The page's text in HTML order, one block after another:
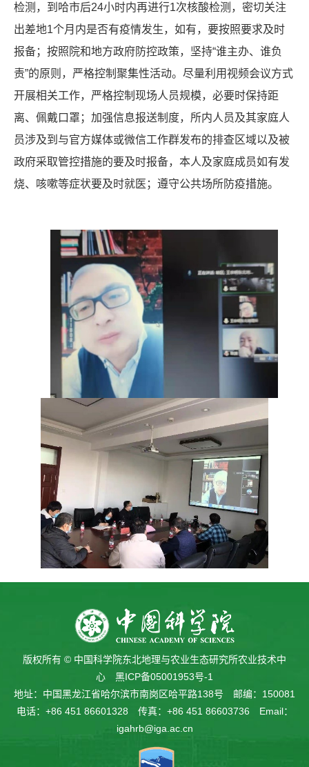
检测，到哈市后24小时内再进行1次核酸检测，密切关注
出差地1个月内是否有疫情发生，如有，要按照要求及时
报备；按照院和地方政府防控政策，坚持“谁主办、谁负
责”的原则，严格控制聚集性活动。尽量利用视频会议方式
开展相关工作，严格控制现场人员规模，必要时保持距
离、佩戴口罩；加强信息报送制度，所内人员及其家庭人
员涉及到与官方媒体或微信工作群发布的排查区域以及被
政府采取管控措施的要及时报备，本人及家庭成员如有发
烧、咳嗽等症状要及时就医；遵守公共场所防疫措施。
版权所有 © 中国科学院东北地理与农业生态研究所农业技术中
心 黑ICP备05001953号-1
地址：中国黑龙江省哈尔滨市南岗区哈平路138号 邮编：150081
电话：+86 451 86601328 传真：+86 451 86603736 Email：
igahrb@iga.ac.cn